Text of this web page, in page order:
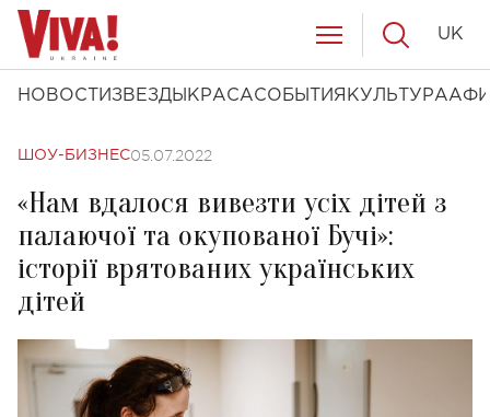
НОВОСТИ ЗВЕЗДЫ КРАСАСОБЫТИЯ КУЛЬТУРА
UK
ШОУ-БИЗНЕС05.07.2022
«Нам вдалося вивезти усіх дітей з
палаючої та окупованої Бучі»:
історії врятованих українських
дітей